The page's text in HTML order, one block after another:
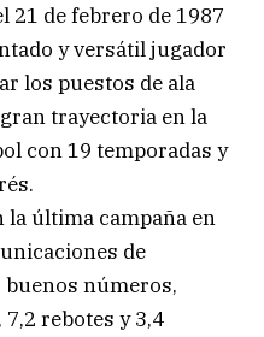
21 de febrero de 1987
y versátil jugador
los puestos de ala
trayectoria en la
con 19 temporadas y
la última campaña en
de
buenos números,
rebotes y 3,4